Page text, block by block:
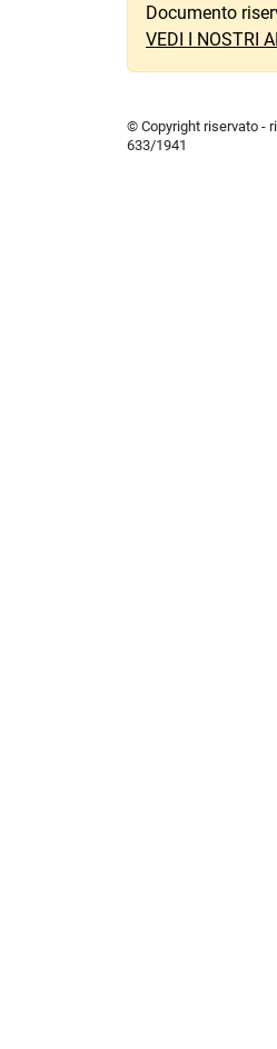
Documento
VEDI I NOSTRI
© Copyright riservato -
633/1941